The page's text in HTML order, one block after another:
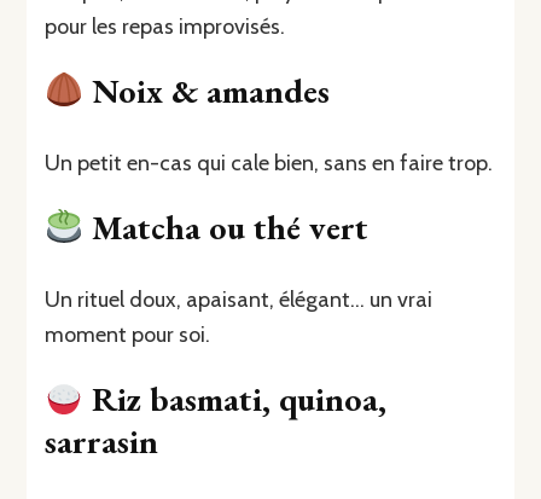
pour les repas improvisés.
Noix & amandes
Un petit en-cas qui cale bien, sans en faire trop.
Matcha ou thé vert
Un rituel doux, apaisant, élégant… un vrai
moment pour soi.
Riz basmati, quinoa,
sarrasin